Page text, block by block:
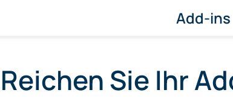
Add-ins
Reichen Sie Ihr